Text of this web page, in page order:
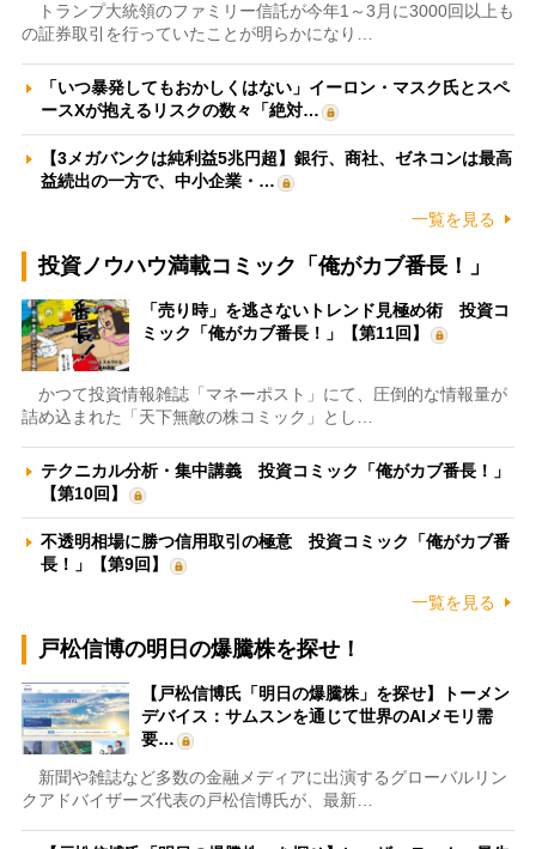
トランプ大統領のファミリー信託が今年1～3月に3000回以上も
の証券取引を行っていたことが明らかになり…
「いつ暴発してもおかしくはない」イーロン・マスク氏とスペ
ースXが抱えるリスクの数々「絶対…
【3メガバンクは純利益5兆円超】銀行、商社、ゼネコンは最高
益続出の一方で、中小企業・…
一覧を見る
投資ノウハウ満載コミック「俺がカブ番長！」
「売り時」を逃さないトレンド見極め術 投資コ
ミック「俺がカブ番長！」【第11回】
かつて投資情報雑誌「マネーポスト」にて、圧倒的な情報量が
詰め込まれた「天下無敵の株コミック」とし…
テクニカル分析・集中講義 投資コミック「俺がカブ番長！」
【第10回】
不透明相場に勝つ信用取引の極意 投資コミック「俺がカブ番
長！」【第9回】
一覧を見る
戸松信博の明日の爆騰株を探せ！
【戸松信博氏「明日の爆騰株」を探せ】トーメン
デバイス：サムスンを通じて世界のAIメモリ需
要…
新聞や雑誌など多数の金融メディアに出演するグローバルリン
クアドバイザーズ代表の戸松信博氏が、最新…